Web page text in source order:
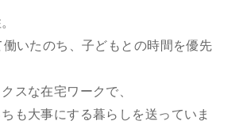
いたのち、子どもとの時間を優先
スな在宅ワークで、
も大事にする暮らしを送っていま